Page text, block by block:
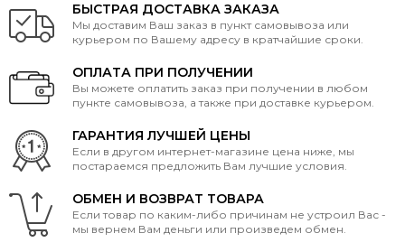
БЫСТРАЯ ДОСТАВКА ЗАКАЗА
Мы доставим Ваш заказ в пункт самовывоза или
курьером по Вашему адресу в кратчайшие сроки.
ОПЛАТА ПРИ ПОЛУЧЕНИИ
Вы можете оплатить заказ при получении в любом
пункте самовывоза, а также при доставке курьером.
ГАРАНТИЯ ЛУЧШЕЙ ЦЕНЫ
Если в другом интернет-магазине цена ниже, мы
постараемся предложить Вам лучшие условия.
ОБМЕН И ВОЗВРАТ ТОВАРА
Если товар по каким-либо причинам не устроил Вас -
мы вернем Вам деньги или произведем обмен.